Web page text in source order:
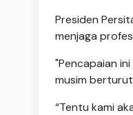
Presiden
menjaga
"Pencapaian
musim
“Tentu kami